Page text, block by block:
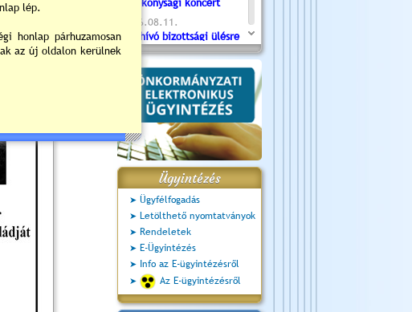
Jótékonysági koncert
2026.08.11.
Meghívó bizottsági ülésre
- 2026.08.11. 07:55
2026.08.16.
Újvárosi Közlekedési és
Sportnap
2026.08.19.
Ceglédi fotóklub kiállítás
2026.08.20.
Szent István Ünnepe
Ügyintézés
Ügyfélfogadás
Letölthető nyomtatványok
Rendeletek
E-Ügyintézés
Info az E-ügyintézésről
Az E-ügyintézésről